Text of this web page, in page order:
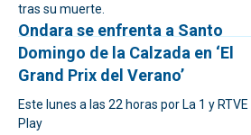
tras su muerte.
Ondara se enfrenta a Santo
Domingo de la Calzada en ‘El
Grand Prix del Verano’
Este lunes a las 22 horas por La 1 y RTVE
Play